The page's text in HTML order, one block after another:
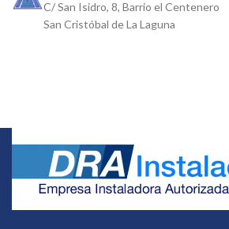
C/ San Isidro, 8, Barrio el Centenero
San Cristóbal de La Laguna